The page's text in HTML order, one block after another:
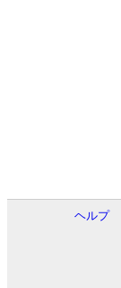
ヘルプ